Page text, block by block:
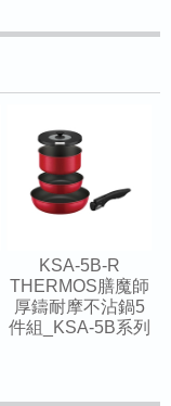
KSA-5B-R
THERMOS膳魔師
厚鑄耐摩不沾鍋5
件組_KSA-5B系列